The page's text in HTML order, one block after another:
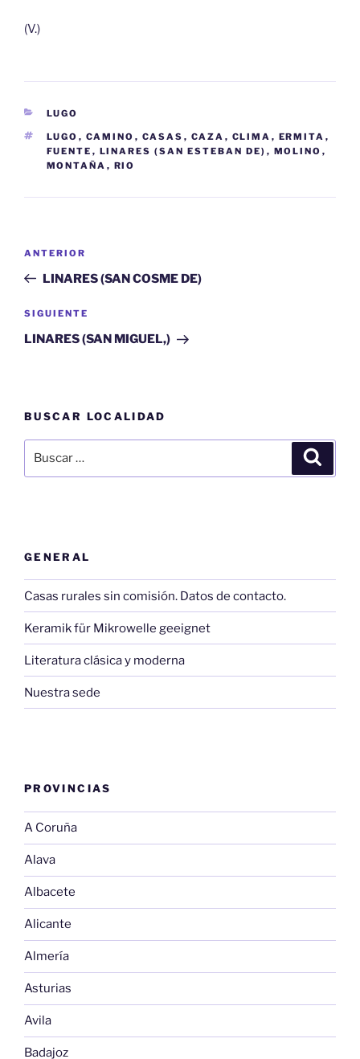
(V.)
CATEGORÍAS
LUGO
ETIQUETAS
LUGO , CAMINO , CASAS , CAZA , CLIMA , ERMITA ,
FUENTE , LINARES (SAN ESTEBAN DE) , MOLINO ,
MONTAÑA , RIO
entradas
Entrada
anterior:
ANTERIOR
LINARES (SAN COSME DE)
Siguiente
entrada
SIGUIENTE
LINARES (SAN MIGUEL,)
BUSCAR LOCALIDAD
por:
GENERAL
Casas rurales sin comisión. Datos de contacto.
Keramik für Mikrowelle geeignet
Literatura clásica y moderna
Nuestra sede
PROVINCIAS
A Coruña
Alava
Albacete
Alicante
Almería
Asturias
Avila
Badajoz